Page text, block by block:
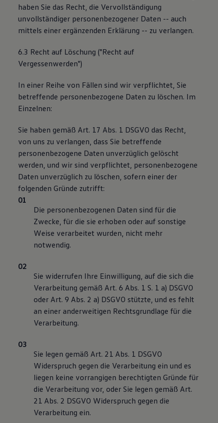
haben Sie das Recht, die Vervollständigung
unvollständiger personenbezogener Daten -- auch
mittels einer ergänzenden Erklärung -- zu verlangen.
6.3 Recht auf Löschung ("Recht auf
Vergessenwerden")
In einer Reihe von Fällen sind wir verpflichtet, Sie
betreffende personenbezogene Daten zu löschen. Im
Einzelnen:
Sie haben gemäß Art. 17 Abs. 1 DSGVO das Recht,
von uns zu verlangen, dass Sie betreffende
personenbezogene Daten unverzüglich gelöscht
werden, und wir sind verpflichtet, personenbezogene
Daten unverzüglich zu löschen, sofern einer der
folgenden Gründe zutrifft:
Die personenbezogenen Daten sind für die
Zwecke, für die sie erhoben oder auf sonstige
Weise verarbeitet wurden, nicht mehr
notwendig.
Sie widerrufen Ihre Einwilligung, auf die sich die
Verarbeitung gemäß Art. 6 Abs. 1 S. 1 a) DSGVO
oder Art. 9 Abs. 2 a) DSGVO stützte, und es fehlt
an einer anderweitigen Rechtsgrundlage für die
Verarbeitung.
Sie legen gemäß Art. 21 Abs. 1 DSGVO
Widerspruch gegen die Verarbeitung ein und es
liegen keine vorrangigen berechtigten Gründe für
die Verarbeitung vor, oder Sie legen gemäß Art.
21 Abs. 2 DSGVO Widerspruch gegen die
Verarbeitung ein.